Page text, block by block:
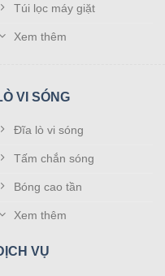
kiệm điện.
về chỉ cần lắp pin là
tạp. Tín hiệu hồng
điều khiển mượt mà
Túi lọc máy giặt
Xem thêm
VI SÓNG
Đĩa lò vi sóng
Tấm chắn sóng
Bóng cao tần
Xem thêm
VỤ